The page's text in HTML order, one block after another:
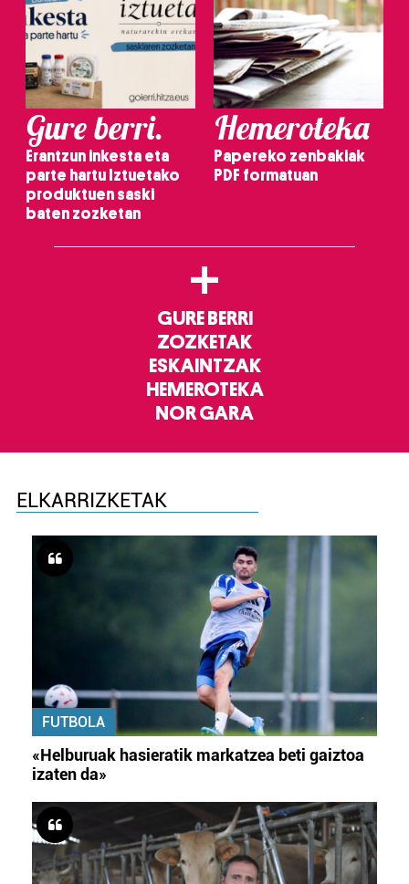
Gure berri.
Erantzun inkesta eta
parte hartu Iztuetako
produktuen saski
baten zozketan
Hemeroteka
Papereko zenbakiak
PDF formatuan
+
GURE BERRI
ZOZKETAK
ESKAINTZAK
HEMEROTEKA
NOR GARA
ELKARRIZKETAK
FUTBOLA
«Helburuak hasieratik markatzea beti gaiztoa
izaten da»